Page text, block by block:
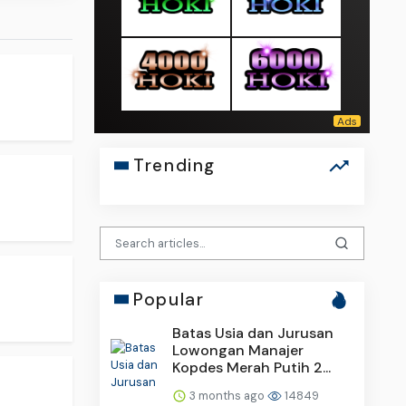
Trending
Popular
Batas Usia dan Jurusan
Lowongan Manajer
Kopdes Merah Putih 2...
3 months ago 14849